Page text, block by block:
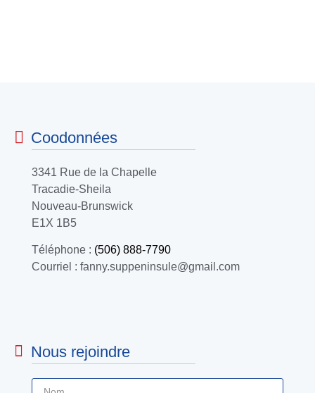
Coodonnées
3341 Rue de la Chapelle
Tracadie-Sheila
Nouveau-Brunswick
E1X 1B5
Téléphone : (506) 888-7790
Courriel : fanny.suppeninsule@gmail.com
Nous rejoindre